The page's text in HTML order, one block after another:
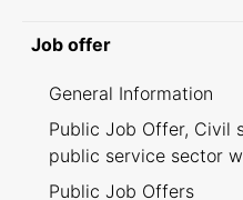
Job offer
General Information
Public Job Offer, Civil
public service sector
Public Job Offers